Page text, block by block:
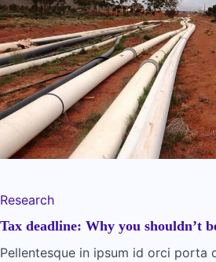
Research
Tax deadline: Why you shouldn’t
Pellentesque in ipsum id orci porta